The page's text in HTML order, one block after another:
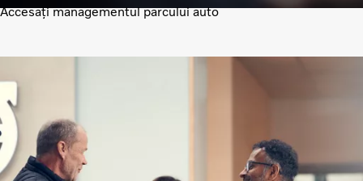
Accesați managementul parcului auto